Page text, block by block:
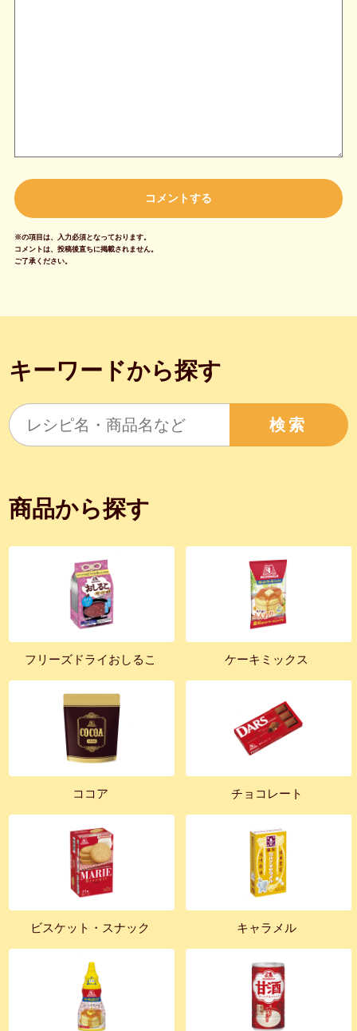
※の項目は、入力必須となっております。
コメントは、投稿後直ちに掲載されません。
ご了承ください。
キーワードから探す
検索
商品から探す
フリーズドライおしるこ ケーキミックス
ココア チョコレート
ビスケット・スナック キャラメル